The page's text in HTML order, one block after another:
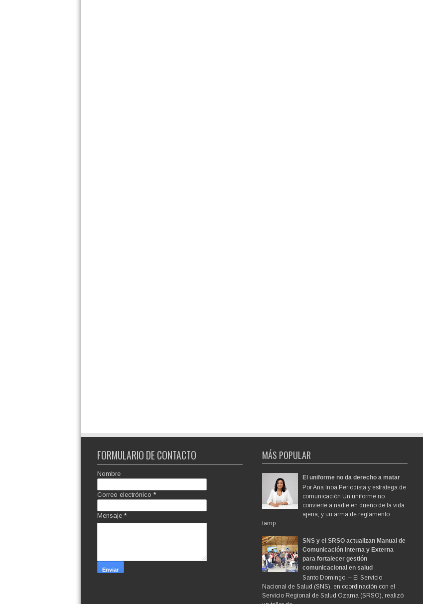
FORMULARIO DE CONTACTO
Nombre
Correo electrónico *
Mensaje *
MÁS POPULAR
El uniforme no da derecho a matar
Por Ana Inoa Periodista y estratega de
comunicación Un uniforme no
convierte a nadie en dueño de la vida
ajena, y un arma de reglamento
tamp...
SNS y el SRSO actualizan Manual de
Comunicación Interna y Externa
para fortalecer gestión
comunicacional en salud
Santo Domingo. – El Servicio
Nacional de Salud (SNS), en coordinación con el
Servicio Regional de Salud Ozama (SRSO), realizó